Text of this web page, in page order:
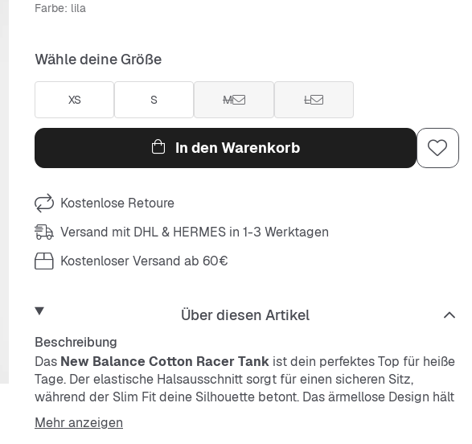
Farbe: lila
Wähle deine Größe
XS S M L
In den Warenkorb
Kostenlose Retoure
Versand mit DHL & HERMES in 1-3 Werktagen
Kostenloser Versand ab 60€
Über diesen Artikel
Beschreibung
Das New Balance Cotton Racer Tank ist dein perfektes Top für heiße
Tage. Der elastische Halsausschnitt sorgt für einen sicheren Sitz,
während der Slim Fit deine Silhouette betont. Das ärmellose Design hält
dich luftig und die pflegeleichte, atmungsaktive und elastische Qualität
macht es zum idealen Begleiter.
Mehr anzeigen